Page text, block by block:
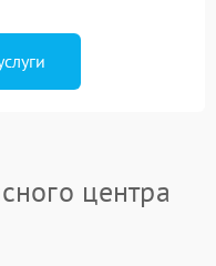
центра